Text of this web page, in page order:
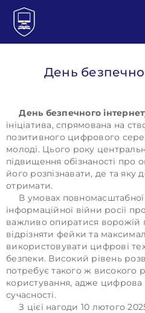
День
День безпечного
ініціатива, спрямована на
позитивного цифрового
молоді. Цього року
підвищення обізнаності про
його розпізнавати, де та яку
отримати.
В умовах повномасштабної
інформаційної війни росії
важливо опиратися ворожій
відрізняти фейки та
використовувати цифрові
безпеки. Високий рівень
потребує такого ж високого
користування, адже цифрова
сучасності.
З цієї нагоди 10 лютого